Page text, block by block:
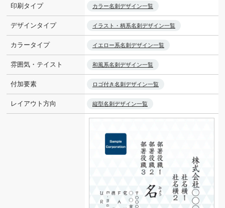
印刷タイプ カラー名刺デザイン一覧
デザインタイプ イラスト・柄系名刺デザイン一覧
カラータイプ イエロー系名刺デザイン一覧
雰囲気・テイスト 和風系名刺デザイン一覧
付加要素 ロゴ付き名刺デザイン一覧
レイアウト方向 縦型名刺デザイン一覧